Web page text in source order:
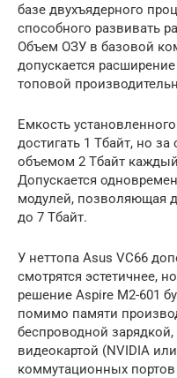
базе двухъядерного
способного развивать
Объем ОЗУ в базовой
допускается
топовой
Емкость
достигать 1 Тбайт, но
объемом 2 Тбайт
Допускается
модулей, позволяющая
до 7 Тбайт.
У неттопа Asus VC66
смотрятся эстетичнее,
решение Aspire M2-601
помимо памяти
беспроводной
видеокартой (NVIDIA
коммутационных портов